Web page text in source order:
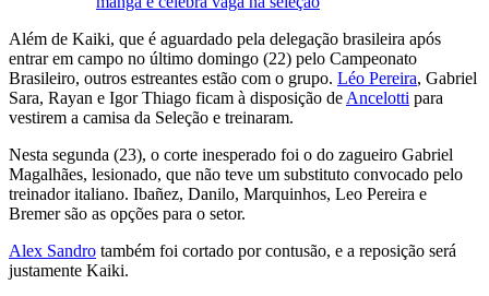
Além de Kaiki, que é aguardado pela delegação brasileira após
entrar em campo no último domingo (22) pelo Campeonato
Brasileiro, outros estreantes estão com o grupo. Léo Pereira, Gabriel
Sara, Rayan e Igor Thiago ficam à disposição de Ancelotti para
vestirem a camisa da Seleção e treinaram.
Nesta segunda (23), o corte inesperado foi o do zagueiro Gabriel
Magalhães, lesionado, que não teve um substituto convocado pelo
treinador italiano. Ibañez, Danilo, Marquinhos, Leo Pereira e
Bremer são as opções para o setor.
Alex Sandro também foi cortado por contusão, e a reposição será
justamente Kaiki.